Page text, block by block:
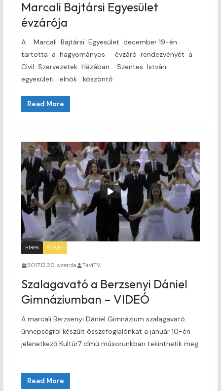
Marcali Bajtársi Egyesület
évzárója
A Marcali Bajtársi Egyesület december 19-én
tartotta a hagyományos évzáró rendezvényét a
Civil Szervezetek Házában. Szentes István
egyesületi elnök köszöntő
Read More
HÍREK SZINES
2017.12.20. szerda TaviTV
Szalagavató a Berzsenyi Dániel
Gimnáziumban – VIDEÓ
A marcali Berzsenyi Dániel Gimnázium szalagavató
ünnepségről készült összefoglalónkat a január 10-én
jelenetkező Kultúr7 című műsorunkban tekinthetik meg.
Read More